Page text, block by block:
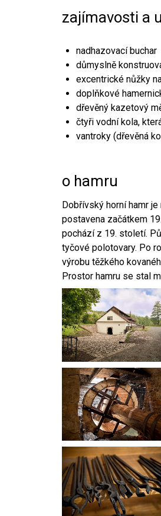
zajímavosti a
nadhazovací buchar
důmyslně
excentrické nůžky
doplňkové
dřevěný kazetový
čtyři vodní kola,
vantroky (dřevěná
o hamru
Dobřívský horní hamr
postavena začátkem
pochází z 19. století.
tyčové polotovary. Po
výrobu těžkého
Prostor hamru se stal